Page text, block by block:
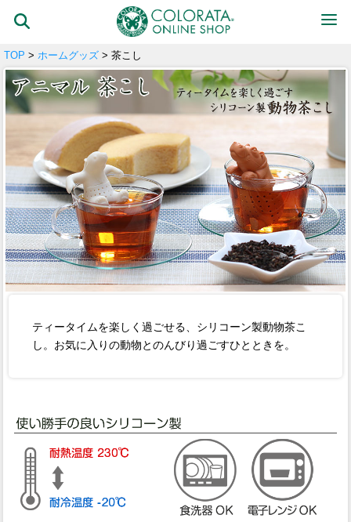
TOP > ホームグッズ > 茶こし
ティータイムを楽しく過ごせる、シリコーン製動物茶こ
し。お気に入りの動物とのんびり過ごすひとときを。